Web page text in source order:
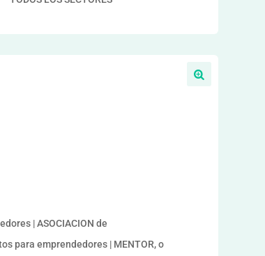
| ASOCIACION de
para emprendedores | MENTOR, o